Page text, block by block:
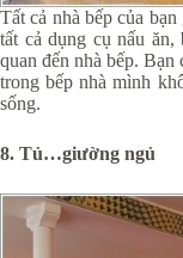
Tất cả nhà bếp của
tất cả dụng cụ nấu
quan đến nhà bếp.
trong bếp nhà mình
sống.
8. Tủ…giường ngủ